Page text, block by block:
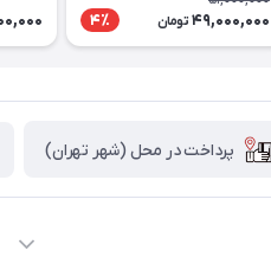
49,000,000 تومان 4٪
پرداخت در محل (شهر تهران)